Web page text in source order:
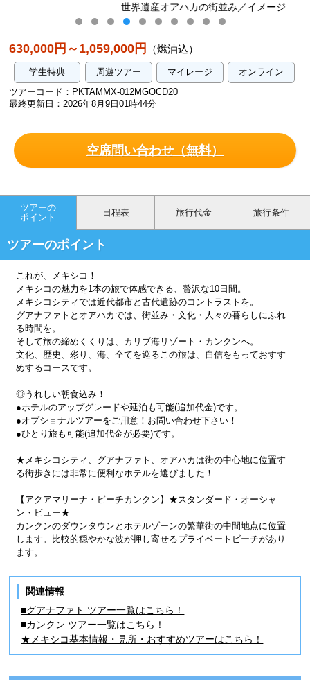
世界遺産オアハカの街並み／イメージ
630,000円～1,059,000円 （燃油込）
学生特典 周遊ツアー マイレージ
オンライン
ツアーコード：PKTAMMX-012MGOCD20
最終更新日：2026年8月9日01時44分
空席問い合わせ（無料）
ツアーの
ポイント
日程表 旅行代金 旅行条件
ツアーのポイント
これが、メキシコ！
メキシコの魅力を1本の旅で体感できる、贅沢な10日間。
メキシコシティでは近代都市と古代遺跡のコントラストを。
グアナファトとオアハカでは、街並み・文化・人々の暮らしにふれ
る時間を。
そして旅の締めくくりは、カリブ海リゾート・カンクンへ。
文化、歴史、彩り、海、全てを巡るこの旅は、自信をもっておすす
めするコースです。
◎うれしい朝食込み！
●ホテルのアップグレードや延泊も可能(追加代金)です。
●オプショナルツアーをご用意！お問い合わせ下さい！
●ひとり旅も可能(追加代金が必要)です。
★メキシコシティ、グアナファト、オアハカは街の中心地に位置す
る街歩きには非常に便利なホテルを選びました！
【アクアマリーナ・ビーチカンクン】★スタンダード・オーシャ
ン・ビュー★
カンクンのダウンタウンとホテルゾーンの繁華街の中間地点に位置
します。比較的穏やかな波が押し寄せるプライベートビーチがあり
ます。
関連情報
■グアナファト ツアー一覧はこちら！
■カンクン ツアー一覧はこちら！
★メキシコ基本情報・見所・おすすめツアーはこちら！